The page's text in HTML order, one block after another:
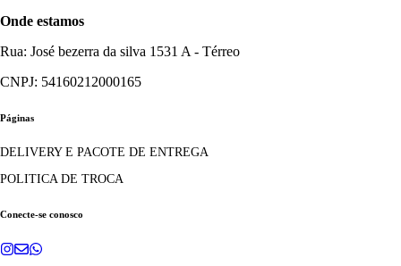
Onde estamos
Rua: José bezerra da silva 1531 A - Térreo
CNPJ: 54160212000165
Páginas
DELIVERY E PACOTE DE ENTREGA
POLITICA DE TROCA
Conecte-se conosco